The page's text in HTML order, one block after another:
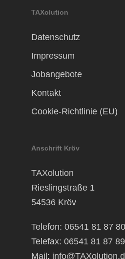
TAXolution
Datenschutz
Impressum
Jobangebote
Kontakt
Cookie-Richtlinie (EU)
Anschrift Kröv
TAXolution
Rieslingstraße 1
54536 Kröv
Telefon: 06541 81 87 80
Telefax: 06541 81 87 89
Mail: